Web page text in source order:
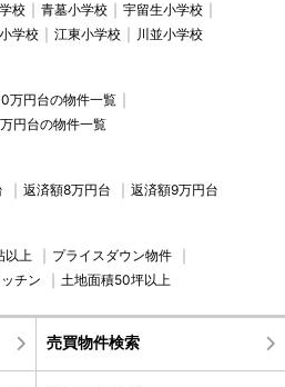
校 青墓小学校
宇留生小学校
学校 江東小学校 川並小学校
万円台の物件一覧
円台の物件一覧
返済額8万円台 返済額9万円台
以上
プライスダウン物件
チン 土地面積50坪以上
売買物件検索